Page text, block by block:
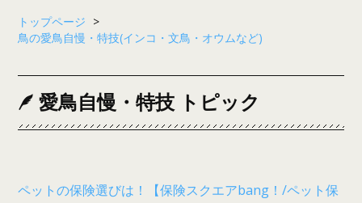
トップページ >
鳥の愛鳥自慢・特技(インコ・文鳥・オウムなど)
愛鳥自慢・特技 トピック
ペットの保険選びは！【保険スクエアbang！/ペット保